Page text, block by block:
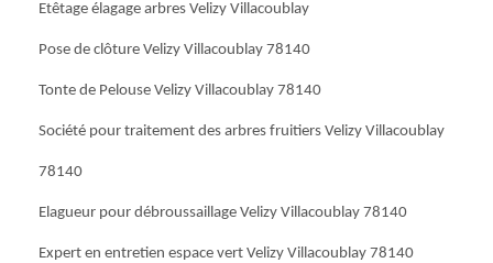
Etêtage élagage arbres Velizy Villacoublay
Pose de clôture Velizy Villacoublay 78140
Tonte de Pelouse Velizy Villacoublay 78140
Société pour traitement des arbres fruitiers Velizy Villacoublay
78140
Elagueur pour débroussaillage Velizy Villacoublay 78140
Expert en entretien espace vert Velizy Villacoublay 78140